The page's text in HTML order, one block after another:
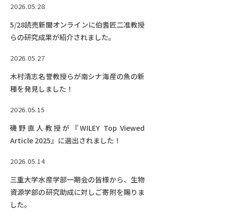
2026.05.28
5/28読売新聞オンラインに伯耆匠二准教授
らの研究成果が紹介されました。
2026.05.27
木村清志名誉教授らが南シナ海産の魚の新
種を発見しました！
2026.05.15
磯野直人教授が『WILEY Top Viewed
Article 2025』に選出されました！
2026.05.14
三重大学水産学部一期会の皆様から、生物
資源学部の研究助成に対しご寄附を賜りま
した。